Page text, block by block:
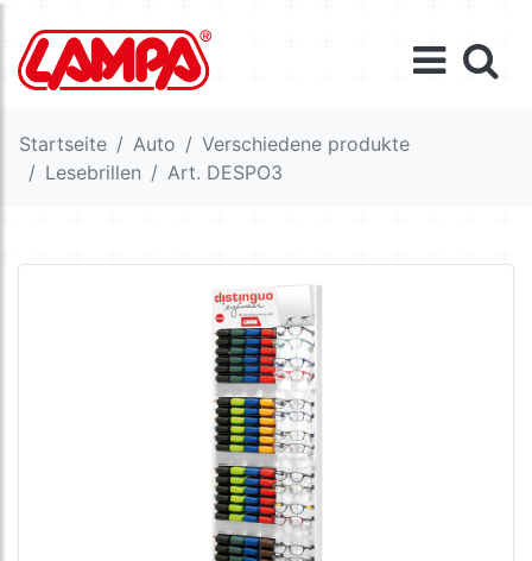
Startseite Auto
Verschiedene produkte
Lesebrillen
Art. DESPO3